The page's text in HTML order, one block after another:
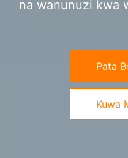
na wanunuzi kwa
Pata
Kuwa